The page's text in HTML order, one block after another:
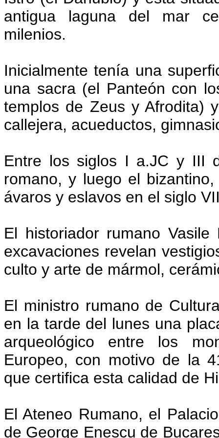
antigua laguna del mar
milenios.
Inicialmente tenía una
una sacra (el Panteón con
templos de Zeus y Afrodita)
callejera, acueductos,
Entre los siglos I a.JC y III
romano, y luego el
ávaros y eslavos en el siglo
El historiador rumano
excavaciones revelan
culto y arte de mármol,
El ministro rumano de
en la tarde del lunes una
arqueológico entre los
Europeo, con motivo de la
que certifica esta calidad de
El Ateneo Rumano, el
de George Enescu de